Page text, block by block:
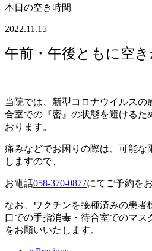
本日の空き時間
2022.11.15
午前・午後ともに空き
当院では、新型コロナウイルスの
合室での『密』の状態を避けるた
おります。
痛みなどでお困りの際は、可能な
しますので、
お電話058-370-0877にてご予約を
なお、ワクチンを接種済みの患者
口での手指消毒・待合室でのマス
をお願いいたします。